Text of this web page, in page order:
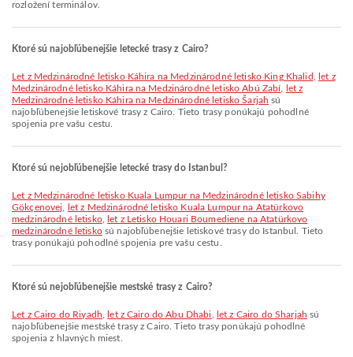
rozložení terminálov.
Ktoré sú najobľúbenejšie letecké trasy z Cairo?
let z Medzinárodné letisko Káhira na Medzinárodné letisko King Khalid
let z
Medzinárodné letisko Káhira na Medzinárodné letisko Abú Zabí
let z
Medzinárodné letisko Káhira na Medzinárodné letisko Šarjah sú
najobľúbenejšie letiskové trasy z Cairo. Tieto trasy ponúkajú pohodlné
spojenia pre vašu cestu.
Ktoré sú nejobľúbenejšie letecké trasy do Istanbul?
let z Medzinárodné letisko Kuala Lumpur na Medzinárodné letisko Sabihy
Gökçenovej
let z Medzinárodné letisko Kuala Lumpur na Atatürkovo
medzinárodné letisko,
let z Letisko Houari Boumediene na Atatürkovo
medzinárodné letiskosú najobľúbenejšie letiskové trasy do Istanbul. Tieto
trasy ponúkajú pohodlné spojenia pre vašu cestu.
Ktoré sú nejobľúbenejšie mestské trasy z Cairo?
let z Cairo do Riyadh let z Cairo do Abu Dhabi let z Cairo do Sharjah sú
najobľúbenejšie mestské trasy z Cairo. Tieto trasy ponúkajú pohodlné
spojenia z hlavných miest.